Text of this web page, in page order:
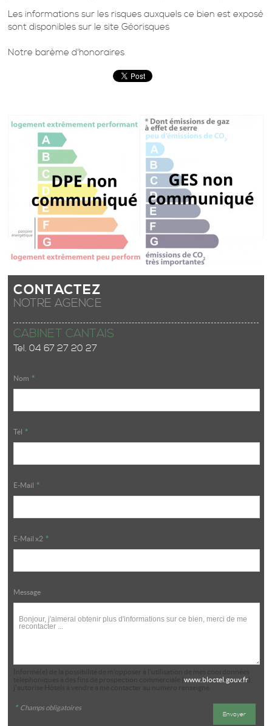
Les informations sur les risques auxquels ce bien est exposé
sont disponibles sur le siteGéorisques
Notre barème d'honoraires
CONTACTEZ
NOTRE AGENCE
CABINET CANTAIS
Tel. 04 67 27 20 27
Nom *
Tél *
E-Mail *
E-Mail x2 *
Message
www.bloctel.gouv.fr),
* Champs obligatoires